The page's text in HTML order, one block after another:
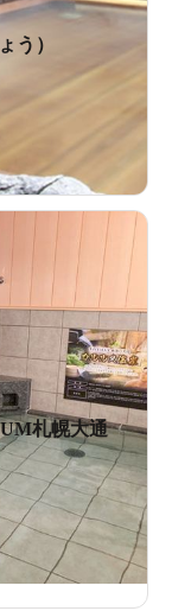
う）
札幌大通